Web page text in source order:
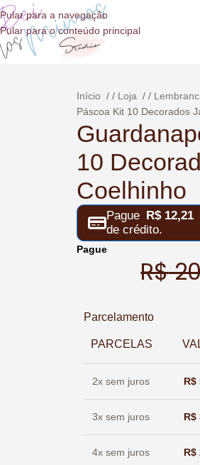
conteúdo
Pular para a navegação
Pular para o conteúdo principal
Início / Loja /
Páscoa Kit 10 Decorados
10
Coelhinho
Pague R$12,21
de crédito.
Pague
R$
Parcelamento
PARCELAS
2x sem juros R$
3x sem juros R$
4x sem juros R$